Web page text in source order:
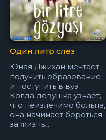
Один литр слёз
Юная Джихан мечтает
получить образование
и поступить в вуз.
Когда девушка узнает,
что неизлечимо больна,
она начинает бороться
за жизнь...